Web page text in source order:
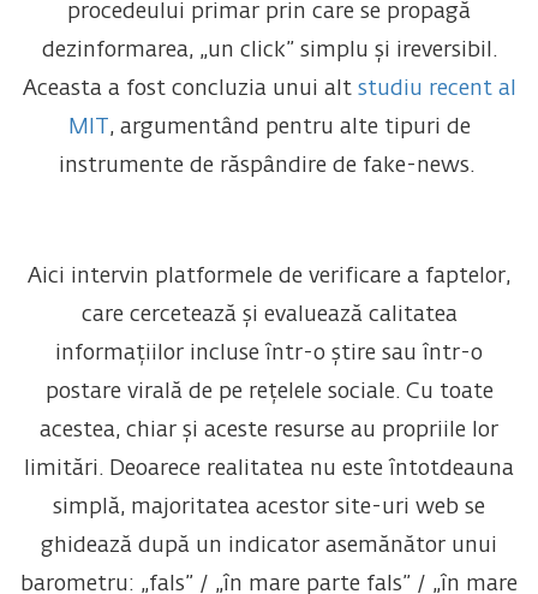
procedeului primar prin care se propagă
dezinformarea, „un click” simplu și ireversibil.
Aceasta a fost concluzia unui alt studiu recent al
MIT , argumentând pentru alte tipuri de
instrumente de răspândire de fake-news.
Aici intervin platformele de verificare a faptelor,
care cercetează și evaluează calitatea
informațiilor incluse într-o știre sau într-o
postare virală de pe rețelele sociale. Cu toate
acestea, chiar și aceste resurse au propriile lor
limitări. Deoarece realitatea nu este întotdeauna
simplă, majoritatea acestor site-uri web se
ghidează după un indicator asemănător unui
barometru: „fals” / „în mare parte fals” / „în mare